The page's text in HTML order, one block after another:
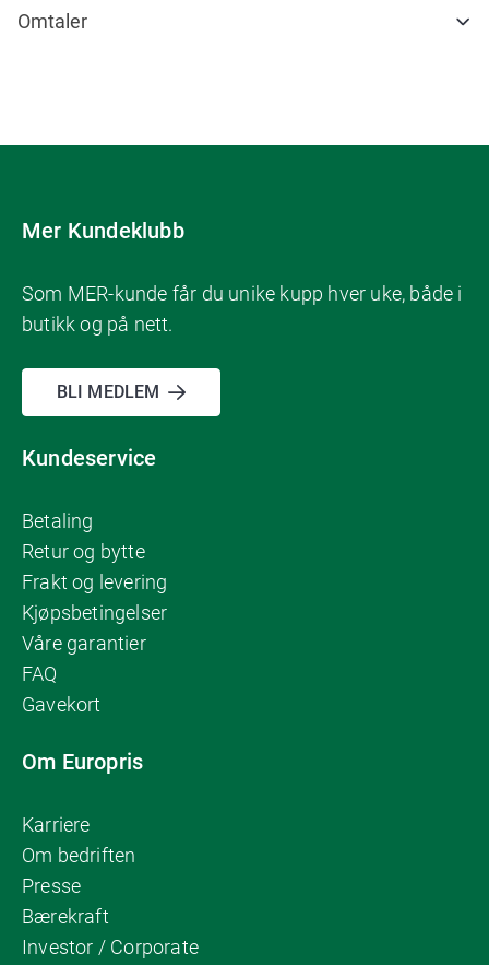
Omtaler
Mer Kundeklubb
Som MER-kunde får du unike kupp hver uke, både i
butikk og på nett.
BLI MEDLEM
Kundeservice
Betaling
Retur og bytte
Frakt og levering
Kjøpsbetingelser
Våre garantier
FAQ
Gavekort
Om Europris
Karriere
Om bedriften
Presse
Bærekraft
Investor / Corporate